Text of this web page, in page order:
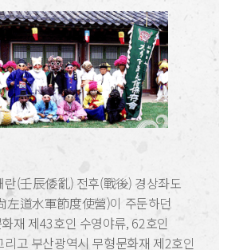
란(壬辰倭亂) 전후(戰後) 경상좌도
左道水軍節度使營)이 주둔하던
재 제43호인 수영야류, 62호인
고 부산광역시 무형문화재 제2호인